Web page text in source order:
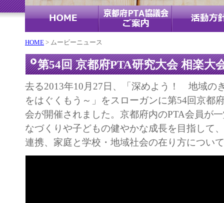
HOME > ムービーニュース
第54回 京都府PTA研究大会 相楽大
去る2013年10月27日、「深めよう！ 地域
をはぐくもう～」をスローガンに第54回京都
会が開催されました。京都府内のPTA会員が
なづくりや子どもの健やかな成長を目指して
連携、家庭と学校・地域社会の在り方につい